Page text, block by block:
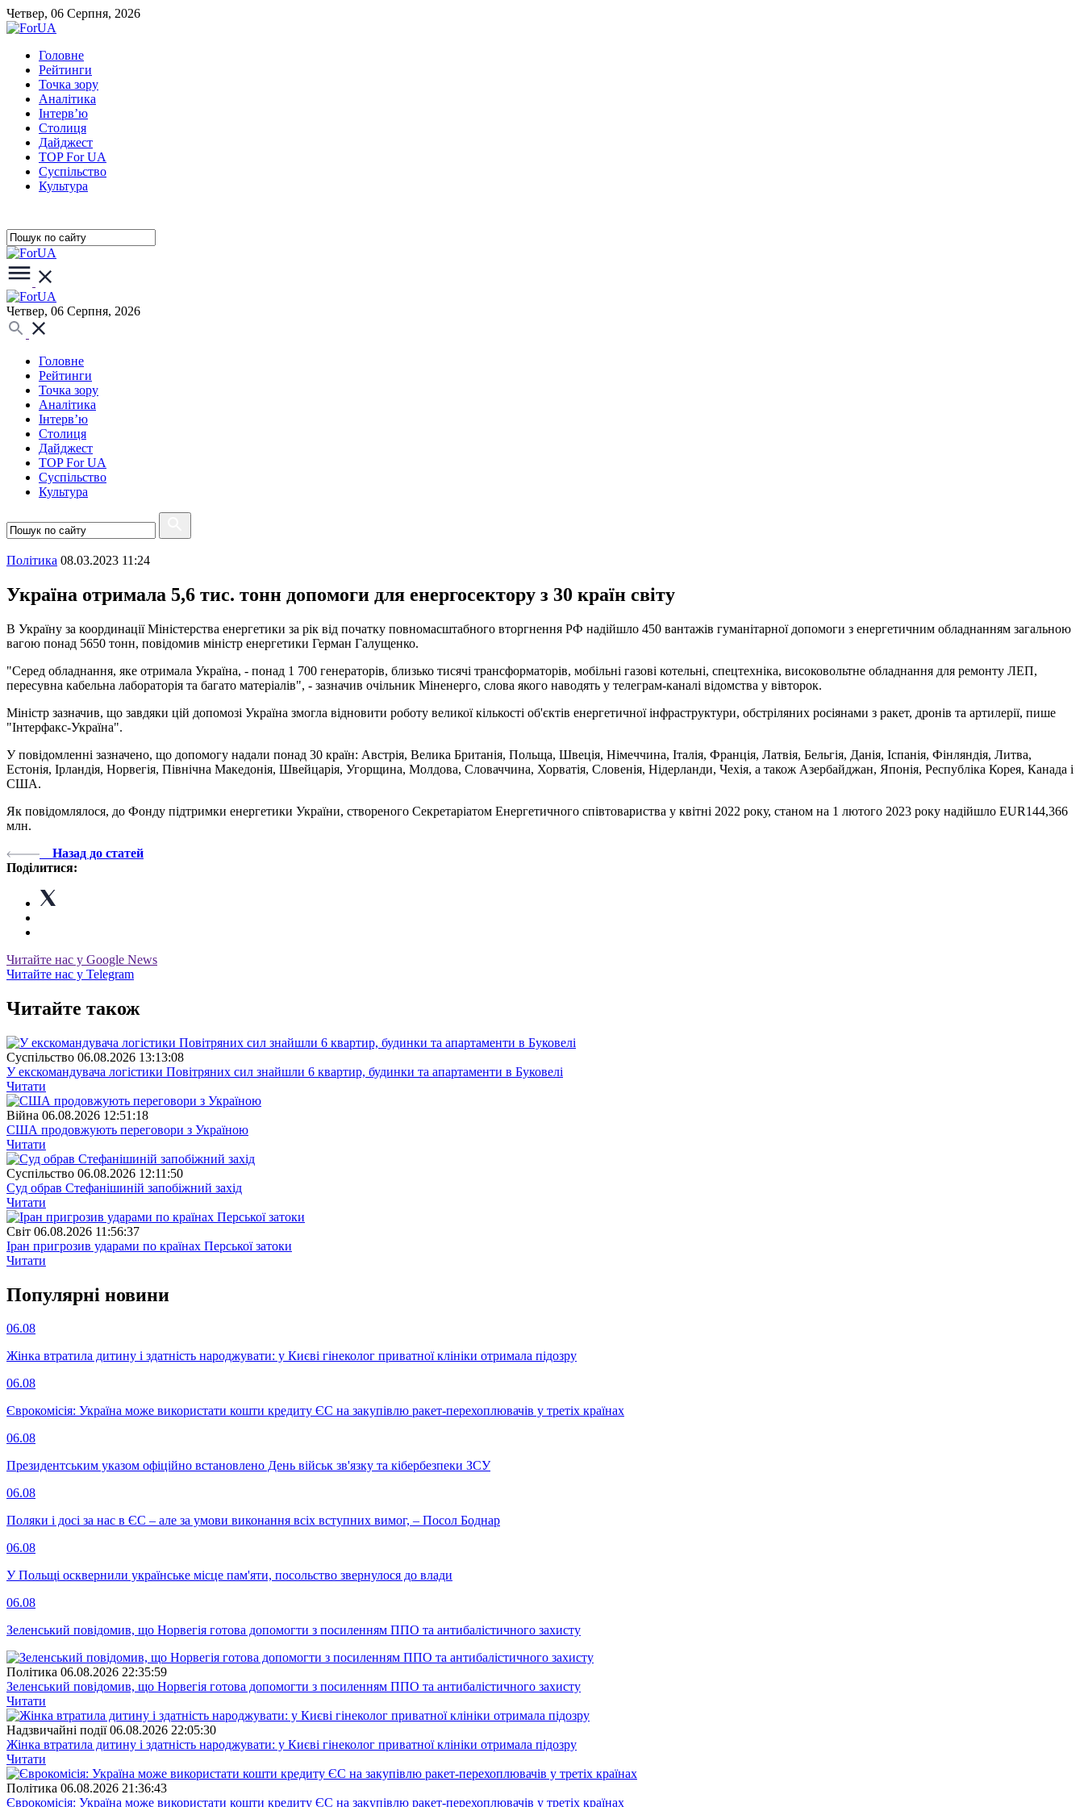
Четвер, 06 Серпня, 2026
Головне
Рейтинги
Точка зору
Аналітика
Інтерв’ю
Столиця
Дайджест
TOP For UA
Суспiльство
Культура
Четвер, 06 Серпня, 2026
Головне
Рейтинги
Точка зору
Аналітика
Інтерв’ю
Столиця
Дайджест
TOP For UA
Суспiльство
Культура
Полiтика 08.03.2023 11:24
Україна отримала 5,6 тис. тонн допомоги для енергосектору з 30 країн світу
В Україну за координації Міністерства енергетики за рік від початку повномасштабного вторгнення РФ надійшло 450 вантажів гуманітарної допомоги з енергетичним обладнанням загальною
вагою понад 5650 тонн, повідомив міністр енергетики Герман Галущенко.
"Серед обладнання, яке отримала Україна, - понад 1 700 генераторів, близько тисячі трансформаторів, мобільні газові котельні, спецтехніка, високовольтне обладнання для ремонту ЛЕП,
пересувна кабельна лабораторія та багато матеріалів", - зазначив очільник Міненерго, слова якого наводять у телеграм-каналі відомства у вівторок.
Міністр зазначив, що завдяки цій допомозі Україна змогла відновити роботу великої кількості об'єктів енергетичної інфраструктури, обстріляних росіянами з ракет, дронів та артилерії, пише
"Інтерфакс-Україна".
У повідомленні зазначено, що допомогу надали понад 30 країн: Австрія, Велика Британія, Польща, Швеція, Німеччина, Італія, Франція, Латвія, Бельгія, Данія, Іспанія, Фінляндія, Литва,
Естонія, Ірландія, Норвегія, Північна Македонія, Швейцарія, Угорщина, Молдова, Словаччина, Хорватія, Словенія, Нідерланди, Чехія, а також Азербайджан, Японія, Республіка Корея, Канада і
США.
Як повідомлялося, до Фонду підтримки енергетики України, створеного Секретаріатом Енергетичного співтовариства у квітні 2022 року, станом на 1 лютого 2023 року надійшло EUR144,366
млн.
Назад до статей
Поділитися:
Читайте нас у Google News
Читайте нас у Telegram
Читайте також
Суспiльство 06.08.2026 13:13:08
У екскомандувача логістики Повітряних сил знайшли 6 квартир, будинки та апартаменти в Буковелі
Читати
Війна 06.08.2026 12:51:18
США продовжують переговори з Україною
Читати
Суспiльство 06.08.2026 12:11:50
Суд обрав Стефанішиній запобіжний захід
Читати
Свiт 06.08.2026 11:56:37
Іран пригрозив ударами по країнах Перської затоки
Читати
Популярнi новини
06.08
Жінка втратила дитину і здатність народжувати: у Києві гінеколог приватної клініки отримала підозру
06.08
Єврокомісія: Україна може використати кошти кредиту ЄС на закупівлю ракет-перехоплювачів у третіх країнах
06.08
Президентським указом офіційно встановлено День військ зв'язку та кібербезпеки ЗСУ
06.08
Поляки і досі за нас в ЄС – але за умови виконання всіх вступних вимог, – Посол Боднар
06.08
У Польщі осквернили українське місце пам'яти, посольство звернулося до влади
06.08
Зеленський повідомив, що Норвегія готова допомогти з посиленням ППО та антибалістичного захисту
Полiтика 06.08.2026 22:35:59
Зеленський повідомив, що Норвегія готова допомогти з посиленням ППО та антибалістичного захисту
Читати
Надзвичайні події 06.08.2026 22:05:30
Жінка втратила дитину і здатність народжувати: у Києві гінеколог приватної клініки отримала підозру
Читати
Полiтика 06.08.2026 21:36:43
Єврокомісія: Україна може використати кошти кредиту ЄС на закупівлю ракет-перехоплювачів у третіх країнах